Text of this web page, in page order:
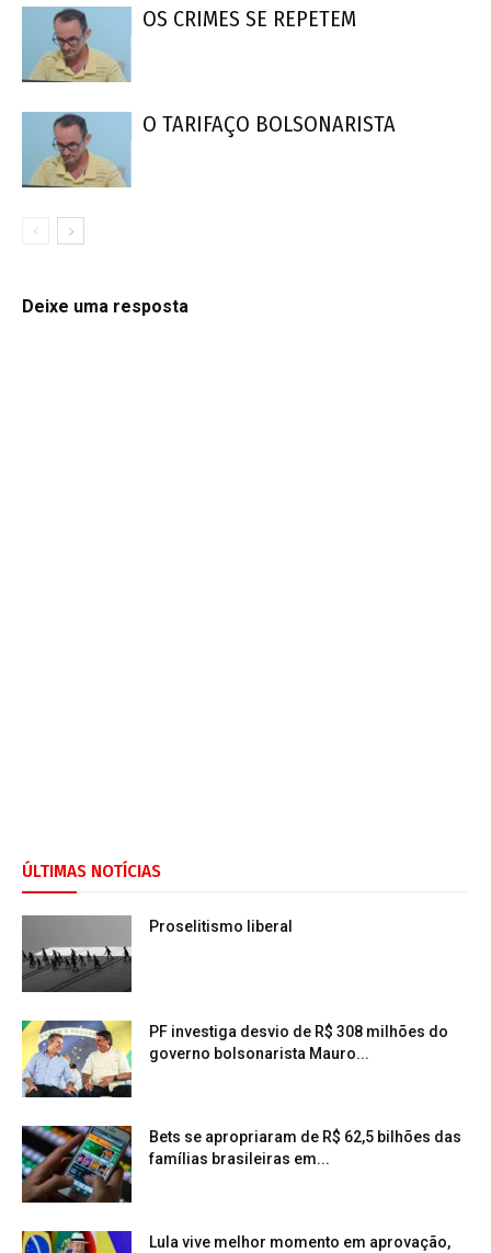
OS CRIMES SE REPETEM
O TARIFAÇO BOLSONARISTA
Deixe uma resposta
ÚLTIMAS NOTÍCIAS
Proselitismo liberal
PF investiga desvio de R$ 308 milhões do
governo bolsonarista Mauro...
Bets se apropriaram de R$ 62,5 bilhões das
famílias brasileiras em...
Lula vive melhor momento em aprovação,